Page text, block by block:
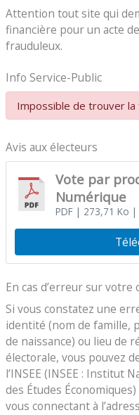
Attention tout site qui
financière pour un acte
frauduleux.
Info Service-Public
Impossible de trouver la
Avis aux électeurs
Vote par
Numérique
PDF| 273,71 Ko |
En cas d’erreur sur votre
Si vous constatez une
identité (nom de famille,
de naissance) ou lieu de
électorale, vous pouvez
l’INSEE (INSEE : Institut
des Études
vous connectant à